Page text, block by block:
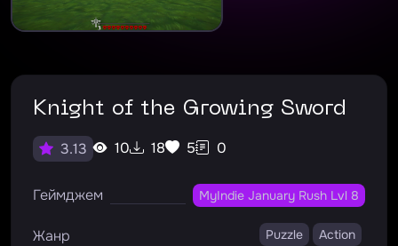
Knight of the Growing Sword
3.13 10 18 5 0
Геймджем MyIndie January Rush Lvl 8
Жанр Puzzle Action